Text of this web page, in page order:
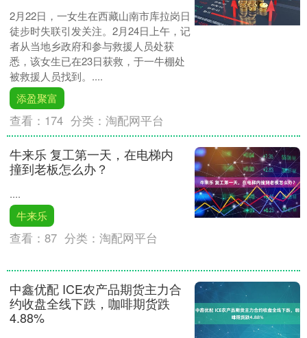
2月22日，一女生在西藏山南市库拉岗日
徒步时失联引发关注。2月24日上午，记
者从当地乡政府和参与救援人员处获
悉，该女生已在23日获救，于一牛棚处
被救援人员找到。....
添盈聚富
查看： 174 分类：淘配网平台
牛来乐 复工第一天，在电梯内
撞到老板怎么办？
....
牛来乐
查看：87 分类：淘配网平台
中鑫优配 ICE农产品期货主力合
约收盘全线下跌，咖啡期货跌
4.88%